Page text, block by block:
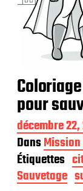
pour
D
a
t
e
d
e
décembre
Dans
Étiquettes
Sauvetage